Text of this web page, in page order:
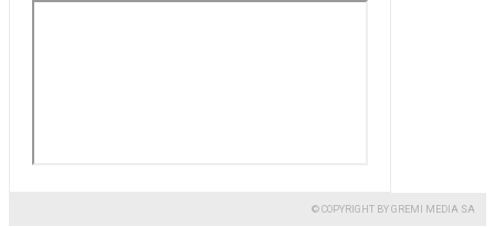
© COPYRIGHT BY GREMI MEDIA SA